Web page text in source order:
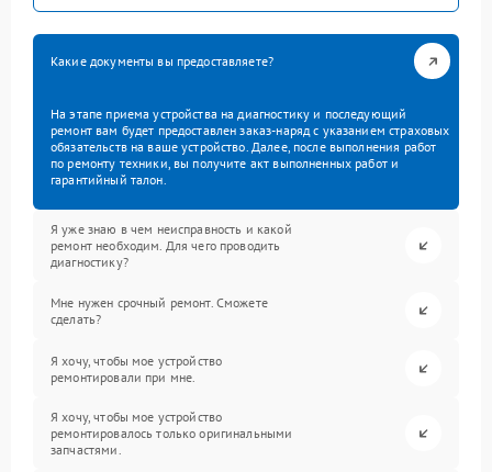
Какие документы вы предоставляете?
На этапе приема устройства на диагностику и последующий
ремонт вам будет предоставлен заказ-наряд с указанием страховых
обязательств на ваше устройство. Далее, после выполнения работ
по ремонту техники, вы получите акт выполненных работ и
гарантийный талон.
Я уже знаю в чем неисправность и какой
ремонт необходим. Для чего проводить
диагностику?
Мне нужен срочный ремонт. Сможете
сделать?
Я хочу, чтобы мое устройство
ремонтировали при мне.
Я хочу, чтобы мое устройство
ремонтировалось только оригинальными
запчастями.